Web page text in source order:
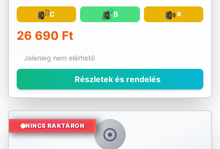
C B B
26 690 Ft
Jelenleg nem elérhető
Részletek és rendelés
NINCS RAKTÁRON